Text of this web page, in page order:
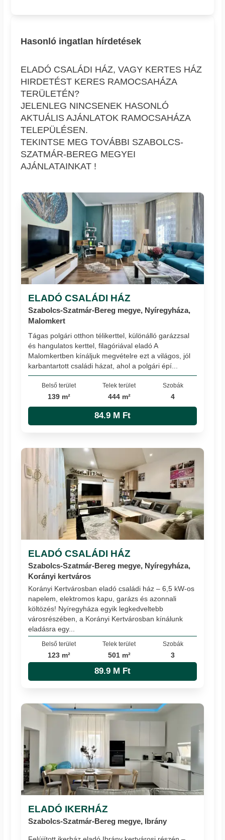
Hasonló ingatlan hírdetések
ELADÓ CSALÁDI HÁZ, VAGY KERTES HÁZ
HIRDETÉST KERES RAMOCSAHÁZA
TERÜLETÉN?
JELENLEG NINCSENEK HASONLÓ
AKTUÁLIS AJÁNLATOK RAMOCSAHÁZA
TELEPÜLÉSEN.
TEKINTSE MEG TOVÁBBI SZABOLCS-
SZATMÁR-BEREG MEGYEI
AJÁNLATAINKAT !
ELADÓ CSALÁDI HÁZ
Szabolcs-Szatmár-Bereg megye, Nyíregyháza,
Malomkert
Tágas polgári otthon télikerttel, különálló garázzsal
és hangulatos kerttel, filagóriával eladó A
Malomkertben kínáljuk megvételre ezt a világos, jól
karbantartott családi házat, ahol a polgári épí...
Belső terület
139 m²
Telek terület
444 m²
Szobák
4
84.9 M Ft
ELADÓ CSALÁDI HÁZ
Szabolcs-Szatmár-Bereg megye, Nyíregyháza,
Korányi kertváros
Korányi Kertvárosban eladó családi ház – 6,5 kW-os
napelem, elektromos kapu, garázs és azonnali
költözés! Nyíregyháza egyik legkedveltebb
városrészében, a Korányi Kertvárosban kínálunk
eladásra egy...
Belső terület
123 m²
Telek terület
501 m²
Szobák
3
89.9 M Ft
ELADÓ IKERHÁZ
Szabolcs-Szatmár-Bereg megye, Ibrány